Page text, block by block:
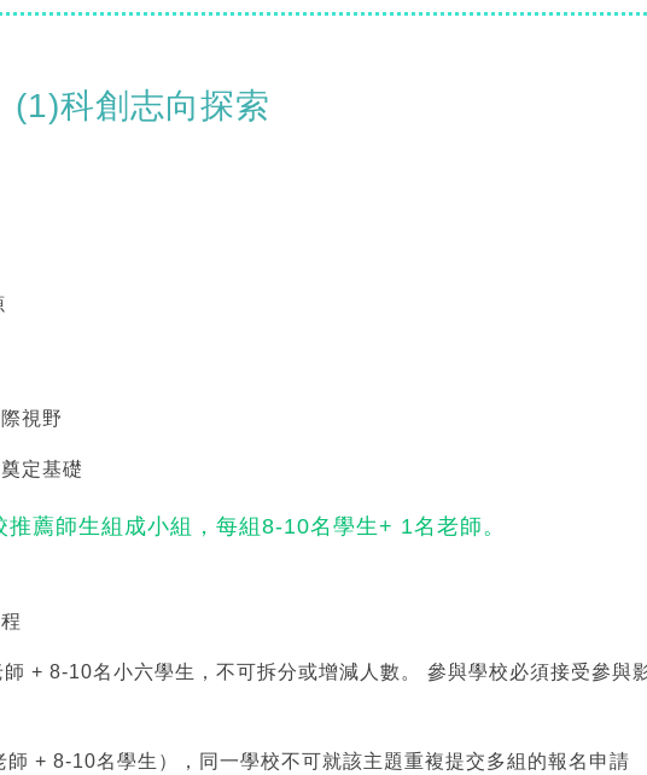
(1)科創志向探索
視野
定基礎
薦師生組成小組，每組8-10名學生+ 1名老師。
+ 8-10名小六學生，不可拆分或增減人數。 參與學校必須接受參與
+ 8-10名學生），同一學校不可就該主題重複提交多組的報名申請